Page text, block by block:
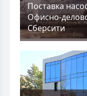
Поставка
Офисно-
Сберсити